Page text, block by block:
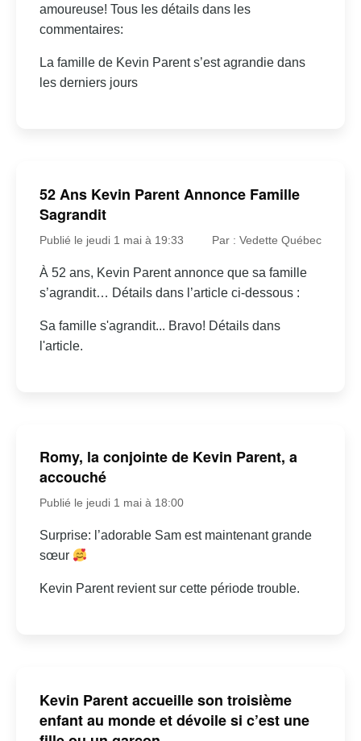
amoureuse! Tous les détails dans les
commentaires:
La famille de Kevin Parent s’est agrandie dans
les derniers jours
52 Ans Kevin Parent Annonce Famille
Sagrandit
Publié le jeudi 1 mai à 19:33 Par : Vedette Québec
À 52 ans, Kevin Parent annonce que sa famille
s’agrandit… Détails dans l’article ci-dessous :
Sa famille s'agrandit... Bravo! Détails dans
l'article.
Romy, la conjointe de Kevin Parent, a
accouché
Publié le jeudi 1 mai à 18:00
Surprise: l’adorable Sam est maintenant grande
sœur
Kevin Parent revient sur cette période trouble.
Kevin Parent accueille son troisième
enfant au monde et dévoile si c’est une